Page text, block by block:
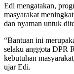
Edi mengatakan,
masyarakat
dan nyaman untuk
“Bantuan ini
selaku anggota DPR
kebutuhan
ujar Edi.